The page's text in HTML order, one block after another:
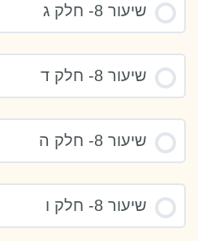
שיעור 8- חלק ג
שיעור 8- חלק ד
שיעור 8- חלק ה
שיעור 8- חלק ו